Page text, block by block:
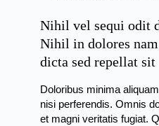
Nihil vel sequi odit
Nihil in dolores nam
dicta sed repellat sit
Doloribus minima
nisi perferendis. Omnis
et magni veritatis fugiat.